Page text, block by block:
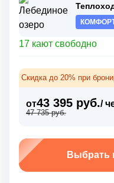
17 кают свободно
Скидка до 20% при
от43 395 руб./
47 735 руб.
Выбрать